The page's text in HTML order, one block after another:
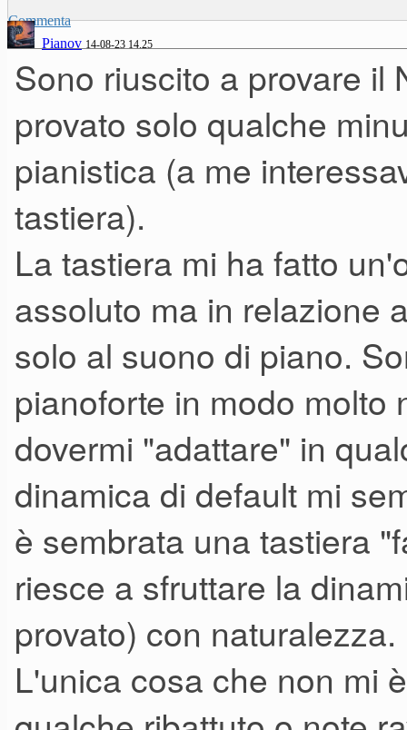
Commenta
Pianov 14-08-23 14.25
Sono riuscito a provare il
provato solo qualche
pianistica (a me
tastiera).
La tastiera mi ha fatto
assoluto ma in relazione
solo al suono di piano.
pianoforte in modo molto
dovermi "adattare" in
dinamica di default mi
è sembrata una tastiera
riesce a sfruttare la
provato) con naturalezza.
L'unica cosa che non mi